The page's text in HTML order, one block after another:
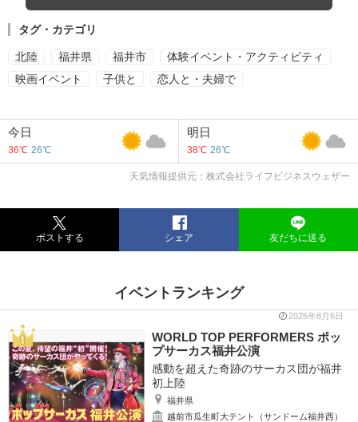
タグ・カテゴリ
北陸 福井県 福井市
体験イベント・アクティビティ
映画イベント
子供と 恋人と・夫婦で
今日
36℃ 26℃
明日
38℃ 26℃
天気情報提供元：株式会社ライフビジネスウェザー
ポストする シェア 友だちに送る
イベントランキング
2026年8月6日
WORLD TOP PERFORMERS ポッ
プサーカス福井公演
感動を超えた奇跡のサーカス団が福井
初上陸
福井県
越前市瓜生町大テント（サンドーム福井西）